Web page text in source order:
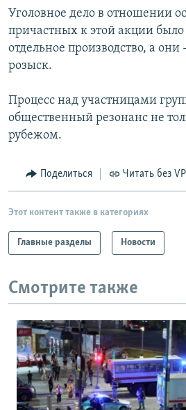
Уголовное дело в отношении
причастных к этой акции
отдельное производство, а они
розыск.
Процесс над участницами
общественный резонанс не
рубежом.
Поделиться Читать без
Этот контент также в категориях
Главные разделы Новости
Смотрите также